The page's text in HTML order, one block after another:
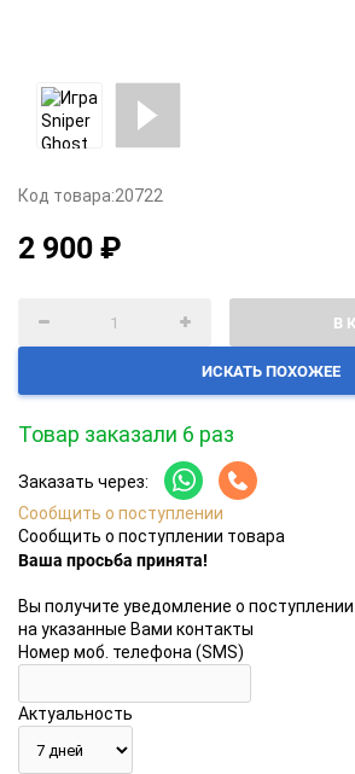
Код товара:20722
2 900 ₽
В
ИСКАТЬ ПОХОЖЕЕ
Товар заказали 6 раз
Заказать через:
Сообщить о поступлении
Сообщить о поступлении товара
Ваша просьба принята!
Вы получите уведомление о
на указанные Вами контакты
Номер моб. телефона (SMS)
Актуальность